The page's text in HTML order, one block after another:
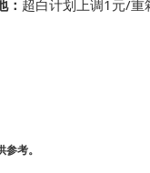
： 超白计划上调1元/重
考。